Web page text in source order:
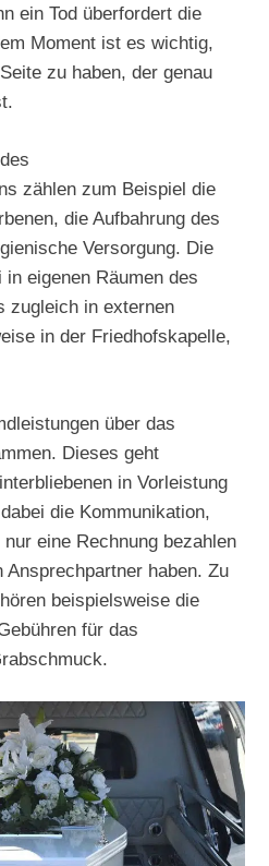
ein Tod überfordert die
Moment ist es wichtig,
zu haben, der genau
zählen zum Beispiel die
die Aufbahrung des
Versorgung. Die
eigenen Räumen des
zugleich in externen
in der Friedhofskapelle,
über das
Dieses geht
in Vorleistung
die Kommunikation,
eine Rechnung bezahlen
Ansprechpartner haben. Zu
beispielsweise die
für das